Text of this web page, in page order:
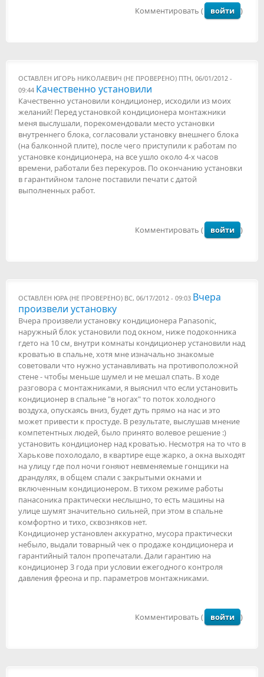
Комментировать ( войти )
ОСТАВЛЕН ИГОРЬ НИКОЛАЕВИЧ (НЕ ПРОВЕРЕНО) ПТН, 06/01/2012 -
09:44 Качественно установили
Качественно установили кондиционер, исходили из моих
желаний! Перед установкой кондиционера монтажники
меня выслушали, порекомендовали место установки
внутреннего блока, согласовали установку внешнего блока
(на балконной плите), после чего приступили к работам по
установке кондиционера, на все ушло около 4-х часов
времени, работали без перекуров. По окончанию установки
в гарантийном талоне поставили печати с датой
выполненных работ.
Комментировать ( войти )
ОСТАВЛЕН ЮРА (НЕ ПРОВЕРЕНО) ВС, 06/17/2012 - 09:03 Вчера
произвели установку
Вчера произвели установку кондиционера Panasonic,
наружный блок установили под окном, ниже подоконника
гдето на 10 см, внутри комнаты кондиционер установили над
кроватью в спальне, хотя мне изначально знакомые
советовали что нужно устанавливать на противоположной
стене - чтобы меньше шумел и не мешал спать. В ходе
разговора с монтажниками, я выяснил что если установить
кондиционер в спальне "в ногах" то поток холодного
воздуха, опускаясь вниз, будет дуть прямо на нас и это
может привести к простуде. В результате, выслушав мнение
компетентных людей, было принято волевое решение :)
установить кондиционер над кроватью. Несмотря на то что в
Харькове похолодало, в квартире еще жарко, а окна выходят
на улицу где пол ночи гоняют невменяемые гонщики на
драндулях, в общем спали с закрытыми окнами и
включенным кондиционером. В тихом режиме работы
панасоника практически неслышно, то есть машины на
улице шумят значительно сильней, при этом в спальне
комфортно и тихо, сквозняков нет.
Кондиционер установлен аккуратно, мусора практически
небыло, выдали товарный чек о продаже кондиционера и
гарантийный талон пропечатали. Дали гарантию на
кондиционер 3 года при условии ежегодного контроля
давления фреона и пр. параметров монтажниками.
Комментировать ( войти )